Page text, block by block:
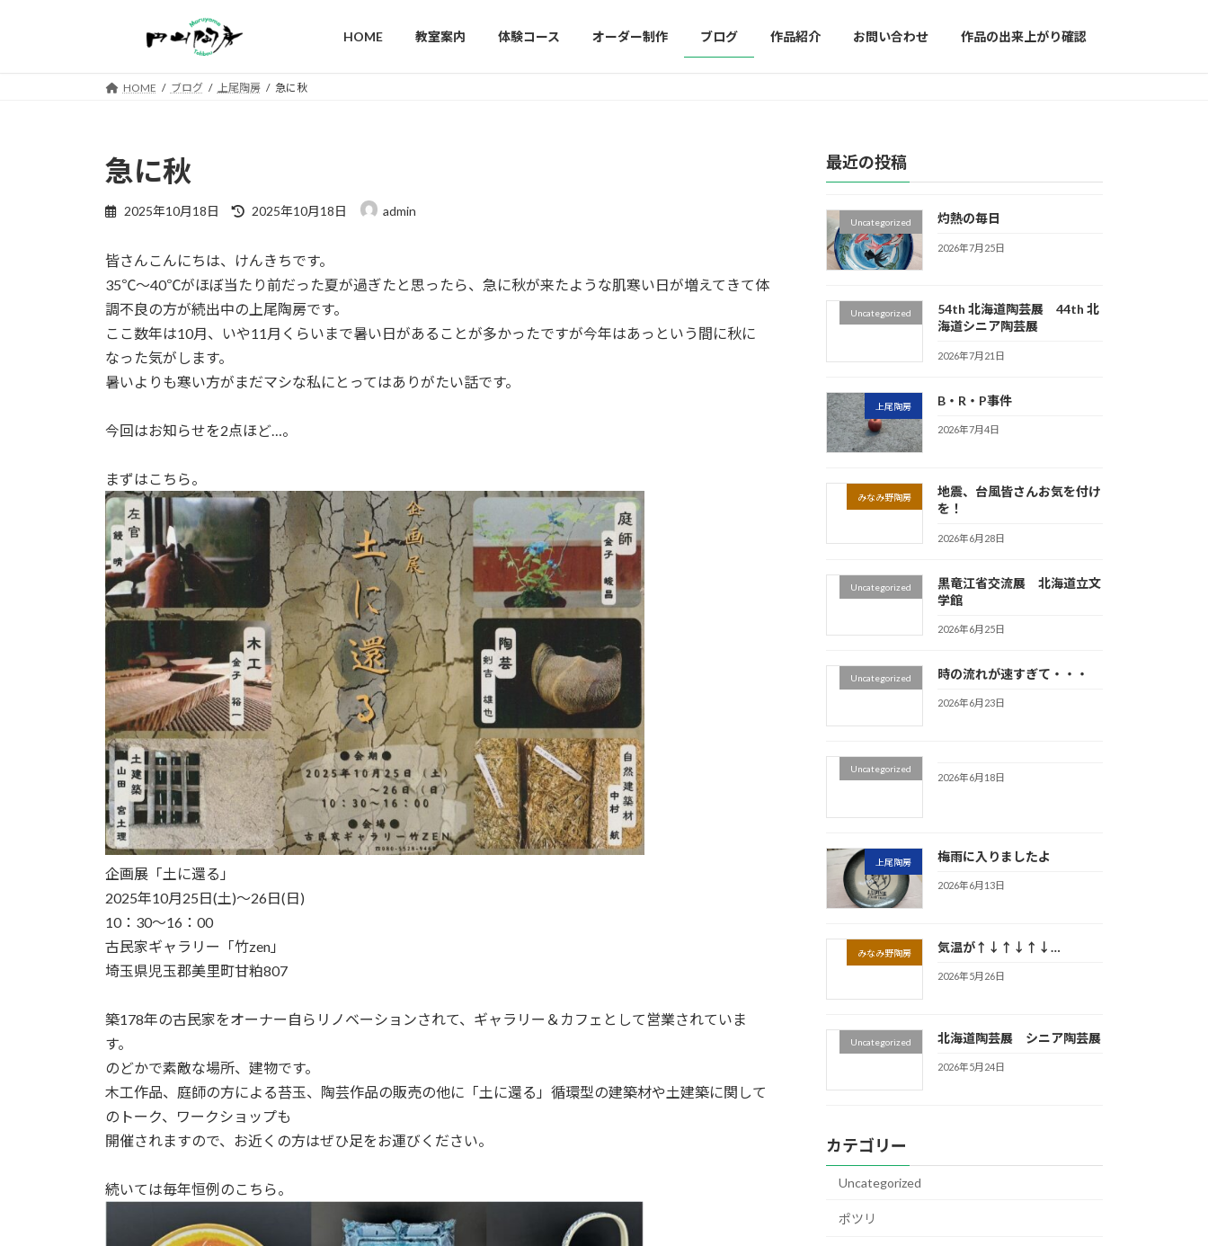
HOME 教室案内 体験コース オーダー制作 ブログ 作品紹介 お問い合わせ 作品の出来上がり確認
HOME ブログ 上尾陶房 急に秋
急に秋
2025年10月18日
最
新
日
時
:
2025年10月18日 admin
皆さんこんにちは、けんきちです。
35℃～40℃がほぼ当たり前だった夏が過ぎたと思ったら、急に秋が来たような肌寒い日が増えてきて体
調不良の方が続出中の上尾陶房です。
ここ数年は10月、いや11月くらいまで暑い日があることが多かったですが今年はあっという間に秋に
なった気がします。
暑いよりも寒い方がまだマシな私にとってはありがたい話です。
今回はお知らせを2点ほど…。
まずはこちら。
企画展「土に還る」
2025年10月25日(土)～26日(日)
10：30～16：00
古民家ギャラリー「竹zen」
埼玉県児玉郡美里町甘粕807
築178年の古民家をオーナー自らリノベーションされて、ギャラリー＆カフェとして営業されていま
す。
のどかで素敵な場所、建物です。
木工作品、庭師の方による苔玉、陶芸作品の販売の他に「土に還る」循環型の建築材や土建築に関して
のトーク、ワークショップも
開催されますので、お近くの方はぜひ足をお運びください。
続いては毎年恒例のこちら。
最近の投稿
Uncategorized 灼熱の毎日
2026年7月25日
Uncategorized
54th 北海道陶芸展 44th 北
海道シニア陶芸展
2026年7月21日
上尾陶房 B・R・P事件
2026年7月4日
みなみ野陶房
地震、台風皆さんお気を付け
を！
2026年6月28日
Uncategorized
黒竜江省交流展 北海道立文
学館
2026年6月25日
Uncategorized 時の流れが速すぎて・・・
2026年6月23日
Uncategorized
2026年6月18日
上尾陶房 梅雨に入りましたよ
2026年6月13日
みなみ野陶房 気温が↑↓↑↓↑↓…
2026年5月26日
Uncategorized 北海道陶芸展 シニア陶芸展
2026年5月24日
カテゴリー
Uncategorized
ポツリ